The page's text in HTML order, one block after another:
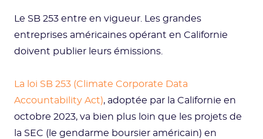
Le SB 253 entre en vigueur. Les grandes
entreprises américaines opérant en Californie
doivent publier leurs émissions.
La loi SB 253 (Climate Corporate Data
Accountability Act), adoptée par la Californie en
octobre 2023, va bien plus loin que les projets de
la SEC (le gendarme boursier américain) en